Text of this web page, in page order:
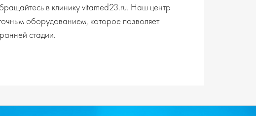
в клинику vitamed23.ru. Наш центр
оборудованием, которое позволяет
стадии.